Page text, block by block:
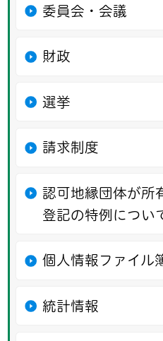
委員会・会議
財政
選挙
請求制度
認可地縁団体が所
登記の特例につい
個人情報ファイル
統計情報